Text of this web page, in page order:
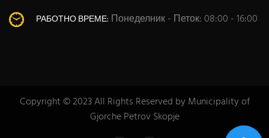
РАБОТНО ВРЕМЕ: Понеделник - Петок: 08:00 - 16:00
Copyright © 2023 All Rights Reserved by Municipality of
Gjorche Petrov Skopje